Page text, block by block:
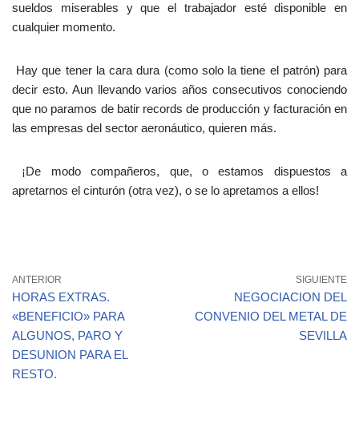
sueldos miserables y que el trabajador esté disponible en
cualquier momento.
Hay que tener la cara dura (como solo la tiene el patrón) para
decir esto. Aun llevando varios años consecutivos conociendo
que no paramos de batir records de producción y facturación en
las empresas del sector aeronáutico, quieren más.
¡De modo compañeros, que, o estamos dispuestos a
apretarnos el cinturón (otra vez), o se lo apretamos a ellos!
ANTERIOR
HORAS EXTRAS.
«BENEFICIO» PARA
ALGUNOS, PARO Y
DESUNION PARA EL
RESTO.
SIGUIENTE
NEGOCIACION DEL
CONVENIO DEL METAL DE
SEVILLA